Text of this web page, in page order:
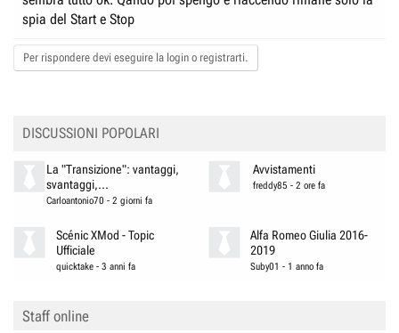
spia del Start e Stop
Per rispondere devi eseguire la login o registrarti.
DISCUSSIONI POPOLARI
La "Transizione": vantaggi,
svantaggi,...
Carloantonio70 - 2 giorni fa
Avvistamenti
freddy85 - 2 ore fa
Scénic XMod - Topic
Ufficiale
quicktake -3 anni fa
Alfa Romeo Giulia 2016-
2019
Suby01 - 1 anno fa
Staff online